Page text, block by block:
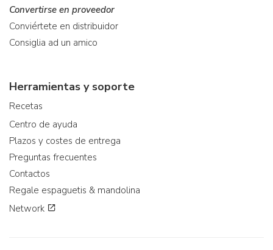
Convertirse en proveedor
Conviértete en distribuidor
Consiglia ad un amico
Herramientas y soporte
Recetas
Centro de ayuda
Plazos y costes de entrega
Preguntas frecuentes
Contactos
Regale espaguetis & mandolina
Network